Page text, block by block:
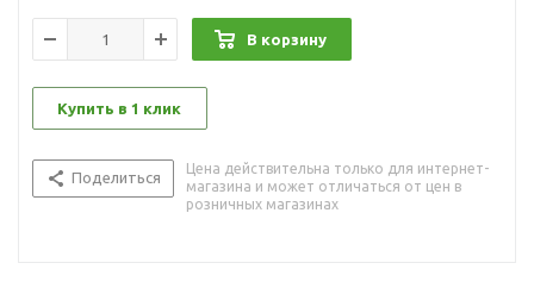
В корзину
Купить в 1 клик
Поделиться
Цена действительна только для интернет-
магазина и может отличаться от цен в
розничных магазинах